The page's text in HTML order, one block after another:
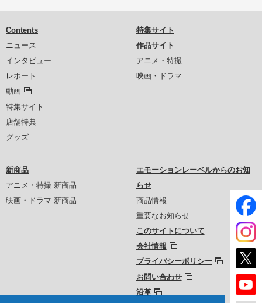
Contents
ニュース
インタビュー
レポート
動画
特集サイト
店舗特典
グッズ
特集サイト
作品サイト
アニメ・特撮
映画・ドラマ
新商品
アニメ・特撮 新商品
映画・ドラマ 新商品
エモーションレーベルからのお知
らせ
商品情報
重要なお知らせ
このサイトについて
会社情報
プライバシーポリシー
お問い合わせ
沿革